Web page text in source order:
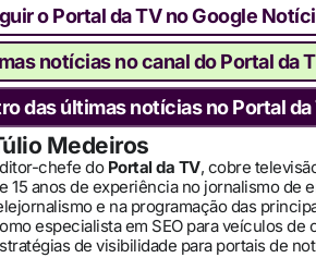
o Portal da TV no Google
notícias no canal do Portal da
das últimas notícias no Portal da
Medeiros
chefe do Portal da TV, cobre
15 anos de experiência no jornalismo de
e na programação das
especialista em SEO para veículos
de visibilidade para portais de